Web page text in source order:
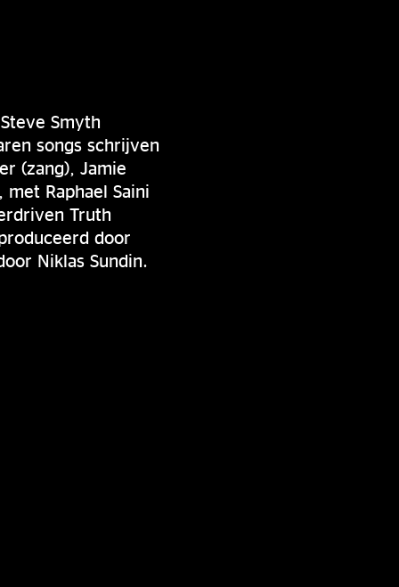
Smyth
songs schrijven
(zang), Jamie
met Raphael Saini
Truth
door
Niklas Sundin.